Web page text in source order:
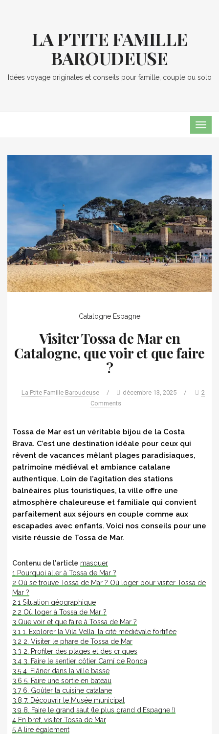
LA PTITE FAMILLE
BAROUDEUSE
Idées voyage originales et conseils pour famille, couple ou solo
Catalogne Espagne
Visiter Tossa de Mar en
Catalogne, que voir et que faire
?
La Ptite Famille Baroudeuse / décembre 13, 2025 /
2
Comments
Tossa de Mar est un véritable bijou de la Costa
Brava. C’est une destination idéale pour ceux qui
rêvent de vacances mêlant plages paradisiaques,
patrimoine médiéval et ambiance catalane
authentique. Loin de l’agitation des stations
balnéaires plus touristiques, la ville offre une
atmosphère chaleureuse et familiale qui convient
parfaitement aux séjours en couple comme aux
escapades avec enfants. Voici nos conseils pour une
visite réussie de Tossa de Mar.
Contenu de l'article masquer
1 Pourquoi aller à Tossa de Mar ?
2 Où se trouve Tossa de Mar ? Où loger pour visiter Tossa de
Mar ?
2.1 Situation géographique
2.2 Où loger à Tossa de Mar ?
3 Que voir et que faire à Tossa de Mar ?
3.1 1. Explorer la Vila Vella, la cité médiévale fortifiée
3.2 2. Visiter le phare de Tossa de Mar
3.3 2. Profiter des plages et des criques
3.4 3. Faire le sentier côtier Camí de Ronda
3.5 4. Flâner dans la ville basse
3.6 5. Faire une sortie en bateau
3.7 6. Goûter la cuisine catalane
3.8 7. Découvrir le Musée municipal
3.9 8. Faire le grand saut (le plus grand d’Espagne !)
4 En bref, visiter Tossa de Mar
5 A lire également